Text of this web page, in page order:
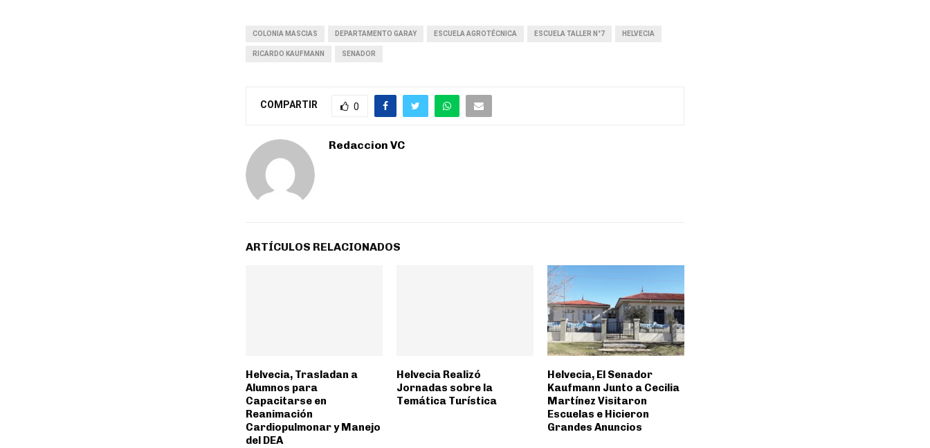
COLONIA MASCIAS DEPARTAMENTO GARAY ESCUELA AGROTÉCNICA ESCUELA TALLER N°7 HELVECIA
RICARDO KAUFMANN SENADOR
COMPARTIR 0
Redaccion VC
ARTÍCULOS RELACIONADOS
Helvecia, Trasladan a
Alumnos para
Capacitarse en
Reanimación
Cardiopulmonar y Manejo
del DEA
Helvecia Realizó
Jornadas sobre la
Temática Turística
Helvecia, El Senador
Kaufmann Junto a Cecilia
Martínez Visitaron
Escuelas e Hicieron
Grandes Anuncios